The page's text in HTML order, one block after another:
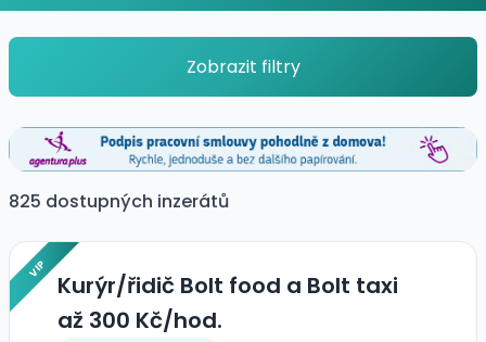
Zobrazit filtry
825 dostupných inzerátů
VIP
Kurýr/řidič Bolt food a Bolt taxi
až 300 Kč/hod.